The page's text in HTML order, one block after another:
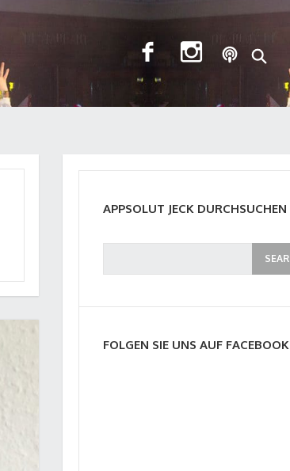
APPSOLUT JECK DURCHSUCHEN
FOLGEN SIE UNS AUF FACEBOOK